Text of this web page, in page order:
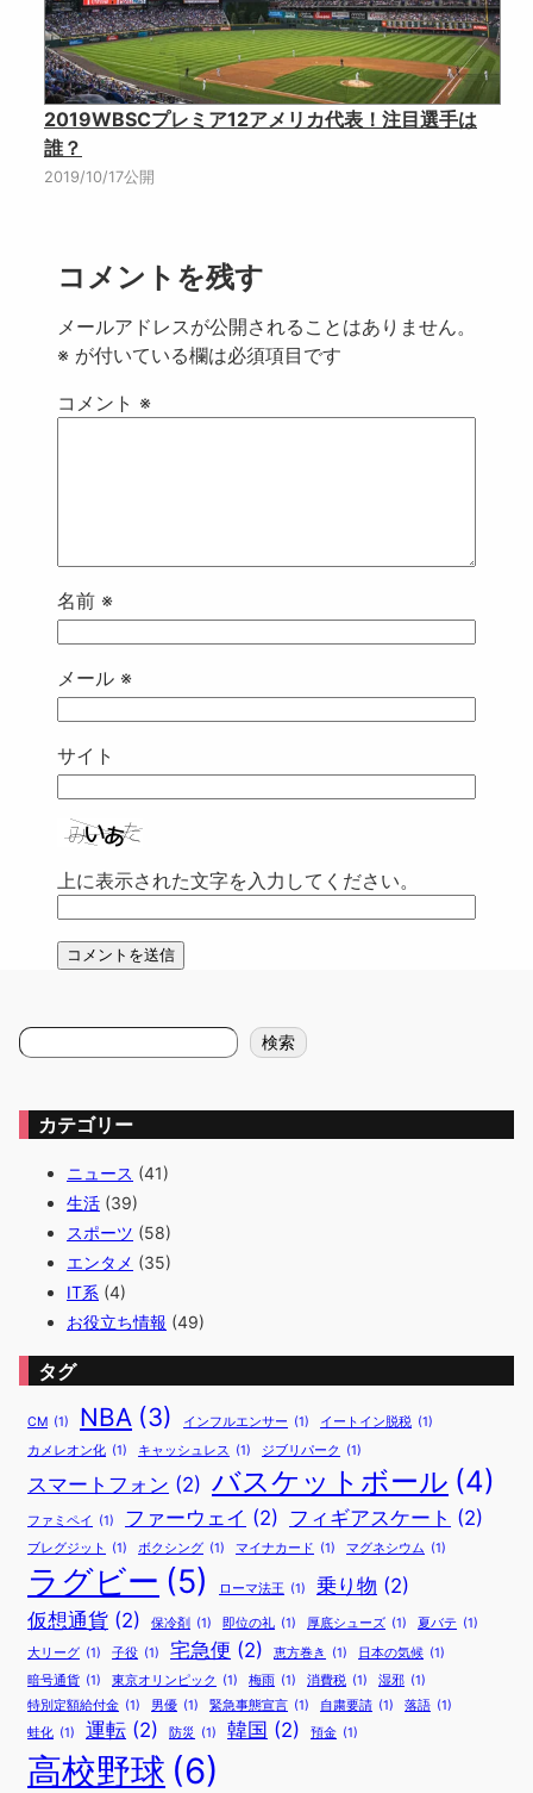
2019WBSCプレミア12アメリカ代表！注目選手は
誰？
2019/10/17公開
コメントを残す
メールアドレスが公開されることはありません。
※ が付いている欄は必須項目です
コメント ※
名前 ※
メール ※
サイト
上に表示された文字を入力してください。
検
索
検索
カテゴリー
ニュース (41)
生活 (39)
スポーツ (58)
エンタメ (35)
IT系 (4)
お役立ち情報 (49)
タグ
CM (1) NBA (3) インフルエンサー (1) イートイン脱税 (1)
カメレオン化 (1) キャッシュレス (1) ジブリパーク (1)
スマートフォン (2) バスケットボール (4)
ファミペイ (1) ファーウェイ (2) フィギアスケート (2)
ブレグジット (1) ボクシング (1) マイナカード (1) マグネシウム (1)
ラグビー (5) ローマ法王 (1) 乗り物 (2)
仮想通貨 (2) 保冷剤 (1) 即位の礼 (1) 厚底シューズ (1) 夏バテ (1)
大リーグ (1) 子役 (1) 宅急便 (2) 恵方巻き (1) 日本の気候 (1)
暗号通貨 (1) 東京オリンピック (1) 梅雨 (1) 消費税 (1) 湿邪 (1)
特別定額給付金 (1) 男優 (1) 緊急事態宣言 (1) 自粛要請 (1) 落語 (1)
蛙化 (1) 運転 (2) 防災 (1) 韓国 (2) 預金 (1)
高校野球 (6)